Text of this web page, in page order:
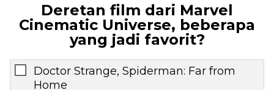
Deretan film dari Marvel
Cinematic Universe, beberapa
yang jadi favorit?
Doctor Strange, Spiderman: Far from
Home